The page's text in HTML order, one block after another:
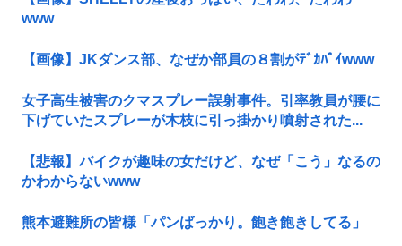
www
【画像】JKダンス部、なぜか部員の８割がﾃﾞｶﾊﾟｲwww
女子高生被害のクマスプレー誤射事件。引率教員が腰に
下げていたスプレーが木枝に引っ掛かり噴射された...
【悲報】バイクが趣味の女だけど、なぜ「こう」なるの
かわからないwww
熊本避難所の皆様「パンばっかり。飽き飽きしてる」